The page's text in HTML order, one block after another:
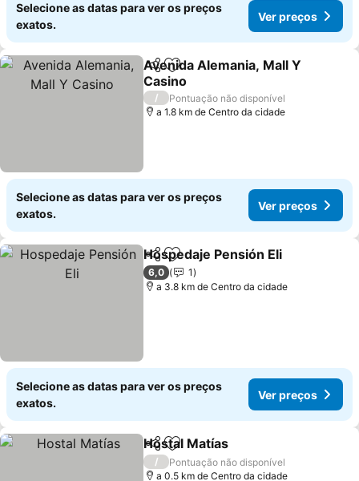
Selecione as datas para ver os preços
exatos.
Ver preços
PartilharAdicionar aos favoritos
Avenida Alemania, Mall Y
Casino
Ver preços
/
Pontuação não disponível
a 1.8 km de Centro da cidade
Selecione as datas para ver os preços
exatos.
Ver preços
PartilharAdicionar aos favoritos
Hospedaje Pensión Eli
6,0
1
a 3.8 km de Centro da cidade
Selecione as datas para ver os preços
exatos.
Ver preços
PartilharAdicionar aos favoritos
Hostal Matías
/
Pontuação não disponível
a 0.5 km de Centro da cidade